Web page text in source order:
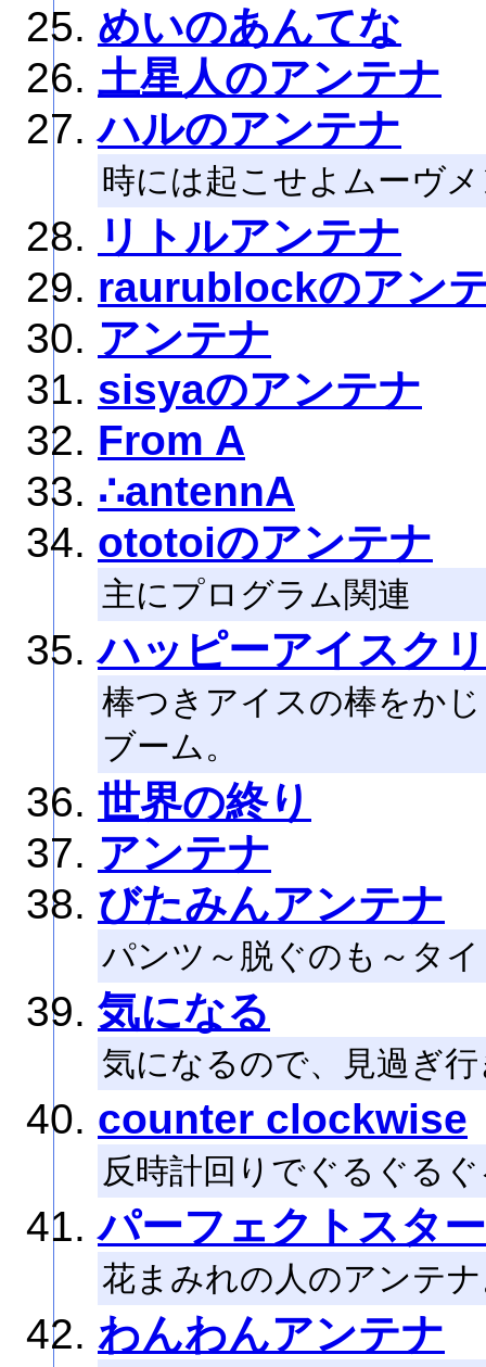
めいのあんてな
土星人のアンテナ
ハルのアンテナ
時には起こせよムーヴ
リトルアンテナ
raurublockのアン
アンテナ
sisyaのアンテナ
From A
∴antennA
ototoiのアンテナ
主にプログラム関連
ハッピーアイスク
棒つきアイスの棒をか
ブーム。
世界の終り
アンテナ
びたみんアンテナ
パンツ～脱ぐのも～タ
気になる
気になるので、見過ぎ
counter clockwise
反時計回りでぐるぐる
パーフェクトスタ
花まみれの人のアンテ
わんわんアンテナ